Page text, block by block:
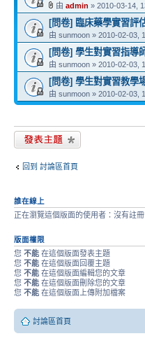
由 admin » 2010-03-14,
[問卷] 臨床藥學實習評
由 sunmoon » 2010-02-03,
[問卷] 學生對實習指導
由 sunmoon » 2010-02-03,
[問卷] 學生對實習教學
由 sunmoon » 2010-02-03,
發表新主題
回到 討論區首頁
誰在線上
正在瀏覽這個版面的使用者：沒有註
版面權限
您 不能 在這個版面發表主題
您 不能 在這個版面回覆主題
您 不能 在這個版面編輯您的文章
您 不能 在這個版面刪除您的文章
您 不能 在這個版面上傳附加檔案
討論區首頁